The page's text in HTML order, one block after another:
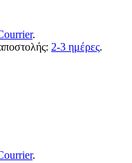
.
2-3 ημέρες.
.